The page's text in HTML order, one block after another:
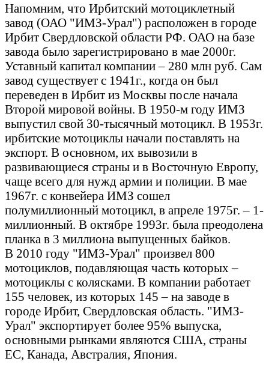
Напомним, что Ирбитский мотоциклетный
завод (ОАО "ИМЗ-Урал") расположен в городе
Ирбит Свердловской области РФ. ОАО на базе
завода было зарегистрировано в мае 2000г.
Уставный капитал компании – 280 млн руб. Сам
завод существует с 1941г., когда он был
переведен в Ирбит из Москвы после начала
Второй мировой войны. В 1950-м году ИМЗ
выпустил свой 30-тысячный мотоцикл. В 1953г.
ирбитские мотоциклы начали поставлять на
экспорт. В основном, их вывозили в
развивающиеся страны и в Восточную Европу,
чаще всего для нужд армии и полиции. В мае
1967г. с конвейера ИМЗ сошел
полумиллионный мотоцикл, в апреле 1975г. – 1-
миллионный. В октябре 1993г. была преодолена
планка в 3 миллиона выпущенных байков.
В 2010 году "ИМЗ-Урал" произвел 800
мотоциклов, подавляющая часть которых –
мотоциклы с колясками. В компании работает
155 человек, из которых 145 – на заводе в
городе Ирбит, Свердловская область. "ИМЗ-
Урал" экспортирует более 95% выпуска,
основными рынками являются США, страны
ЕС, Канада, Австралия, Япония.